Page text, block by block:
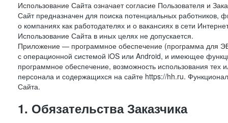
Использование Сайта означает согласие Пользователя и
Сайт предназначен для поиска потенциальных
о компаниях как работодателях и о вакансиях в сети
Использование Сайта в иных целях не допускается.
Приложение — программное обеспечение (программа для
с операционной системой iOS или Android, и имеющее
программное обеспечение, возможность использования
персонала и содержащихся на сайте https://hh.ru.
Сайта.
1. Обязательства Заказчика